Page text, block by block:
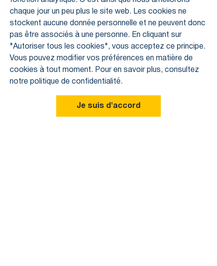
chaque jour un peu plus le site web. Les cookies ne
stockent aucune donnée personnelle et ne peuvent donc
pas être associés à une personne. En cliquant sur
"Autoriser tous les cookies", vous acceptez ce principe.
Vous pouvez modifier vos préférences en matière de
cookies à tout moment. Pour en savoir plus, consultez
notre politique de confidentialité.
Croissance et épanouissement